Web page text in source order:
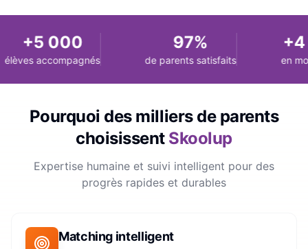
+5 000
accompagnés
97%
de parents satisfaits
+4
en
Pourquoi des milliers de parents
choisissent Skoolup
Expertise humaine et suivi intelligent pour des
progrès rapides et durables
Matching intelligent